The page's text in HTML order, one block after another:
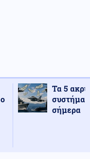
Τα 5
σήμερα